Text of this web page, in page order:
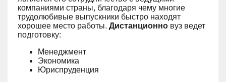
компаниями страны, благодаря чему многие
трудолюбивые выпускники быстро находят
хорошее место работы. Дистанционно вуз ведет
подготовку:
Менеджмент
Экономика
Юриспруденция